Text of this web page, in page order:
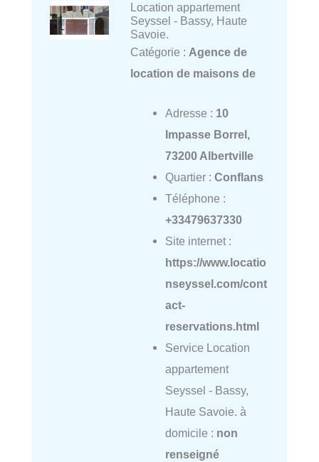
Location appartement
Seyssel - Bassy, Haute
Savoie.
Catégorie : Agence de
location de maisons de
Adresse : 10
Impasse Borrel,
73200 Albertville
Quartier : Conflans
Téléphone :
+33479637330
Site internet :
https://www.locatio
nseyssel.com/cont
act-
reservations.html
Service Location
appartement
Seyssel - Bassy,
Haute Savoie. à
domicile : non
renseigné